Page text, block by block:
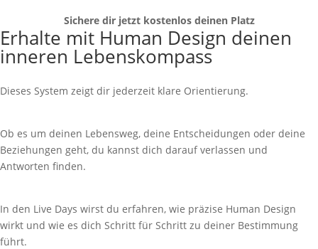
Sichere dir jetzt kostenlos deinen Platz
Erhalte mit Human Design deinen
inneren Lebenskompass
Dieses System zeigt dir jederzeit klare Orientierung.
Ob es um deinen Lebensweg, deine Entscheidungen oder deine
Beziehungen geht, du kannst dich darauf verlassen und
Antworten finden.
In den Live Days wirst du erfahren, wie präzise Human Design
wirkt und wie es dich Schritt für Schritt zu deiner Bestimmung
führt.